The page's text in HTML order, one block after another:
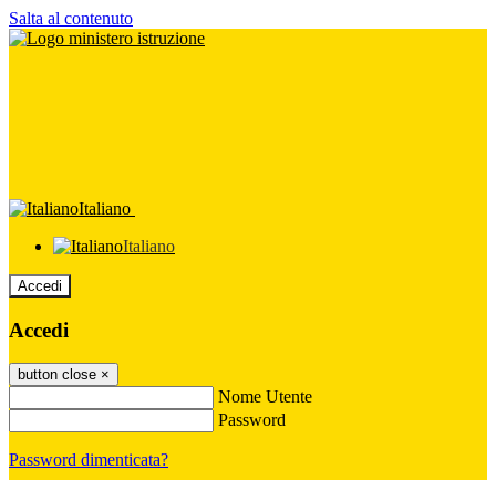
Salta al contenuto
Italiano
Italiano
Accedi
Accedi
button close ×
Nome Utente
Password
Password dimenticata?